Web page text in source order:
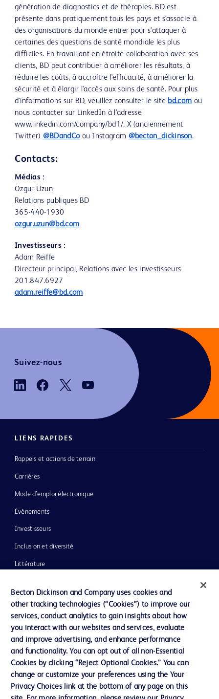
génération de diagnostics et de thérapies. BD est
présente dans pratiquement tous les pays et s'associe à
des organisations du monde entier pour s'attaquer à
certaines des questions de santé mondiale les plus
difficiles. En travaillant en étroite collaboration avec ses
clients, BD peut contribuer à améliorer les résultats, à
réduire les coûts, à accroître l'efficacité, à améliorer la
sécurité et à élargir l'accès aux soins de santé. Pour plus
d'informations sur BD, veuillez consulter le site bd.com ou
nous contacter sur LinkedIn à l'adresse
www.linkedin.com/company/bd1/, X (anciennement
Twitter) @BDandCoou Instagram @becton_dickinson.
Contacts:
Médias :
Ozgur Uzun
Relations publiques BD
365-440-1930
ozgur.uzun@bd.com
Investisseurs :
Adam Reiffe
Directeur principal, Relations avec les investisseurs
201.847.6927
adam.reiffe@bd.com
Suivez-nous
LIENS RAPIDES
Rappels et actions de terrain
Carrières
Mode d’emploi électronique
Événements
Investisseurs
Inclusion et diversité
Littérature
Notre entreprise
Éthique et conformité
Nous contacter
Préférences en matière de cookies
Becton Dickinson and Company uses cookies and
other tracking technologies (“Cookies”) to improve our
services, conduct analytics to gain insights about how
you interact with our websites and services, evaluate
and improve advertising, and enhance performance
and functionality. You can opt out of all non-Essential
Cookies by clicking “Reject Optional Cookies.” You can
change or customize your preferences using the Your
Privacy Choices link at the bottom of any page on this